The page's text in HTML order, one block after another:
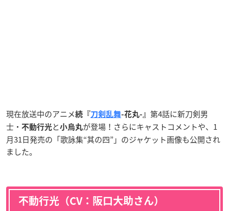
現在放送中のアニメ続『刀剣乱舞-花丸-』 第4話に新刀剣男
士・ 不動行光と小烏丸が登場！さらにキャストコメントや、1
月31日発売の「歌詠集“其の四”」のジャケット画像も公開され
ました。
不動行光（CV：阪口大助さん）